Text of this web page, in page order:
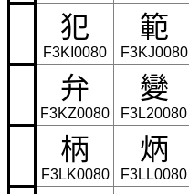
犯
F3KI0080
範
F3KJ0080
弁
F3KZ0080
變
F3L20080
柄
F3LK0080
炳
F3LL0080